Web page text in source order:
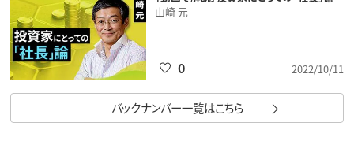
山崎 元
2022/10/11
0
バックナンバー一覧はこちら